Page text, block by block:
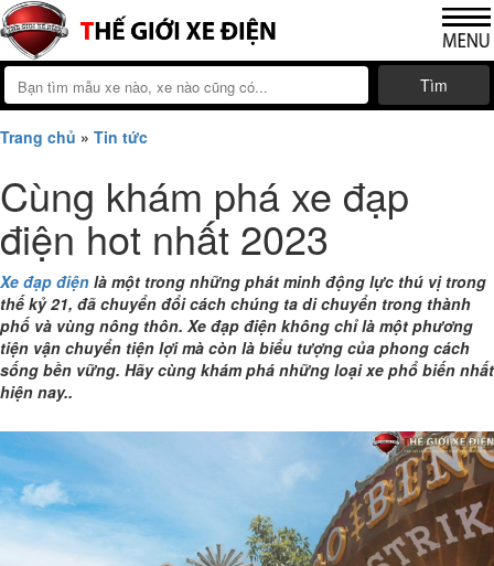
Tìm
Trang chủ » Tin tức
Cùng khám phá xe đạp
điện hot nhất 2023
Xe đạp điện là một trong những phát minh động lực thú vị trong
thế kỷ 21, đã chuyển đổi cách chúng ta di chuyển trong thành
phố và vùng nông thôn. Xe đạp điện không chỉ là một phương
tiện vận chuyển tiện lợi mà còn là biểu tượng của phong cách
sống bền vững. Hãy cùng khám phá những loại xe phổ biến nhất
hiện nay..